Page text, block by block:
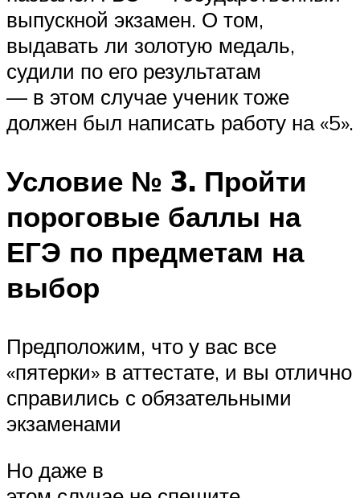
выпускной экзамен. О том,
выдавать ли золотую медаль,
судили по его результатам
— в этом случае ученик тоже
должен был написать работу на «5».
Условие № 3. Пройти
пороговые баллы на
ЕГЭ по предметам на
выбор
Предположим, что у вас все
«пятерки» в аттестате, и вы отлично
справились с обязательными
экзаменами
Но даже в